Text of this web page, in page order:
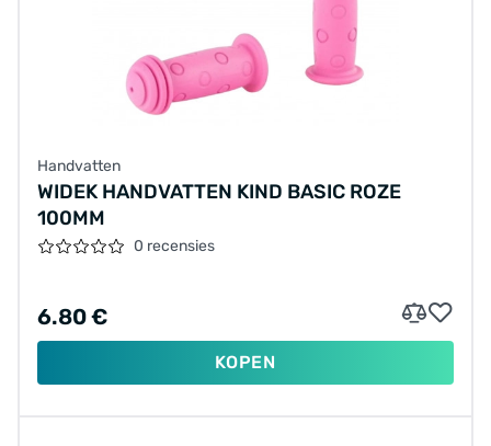
Handvatten
WIDEK HANDVATTEN KIND BASIC ROZE
100MM
0 recensies
6.80 €
KOPEN